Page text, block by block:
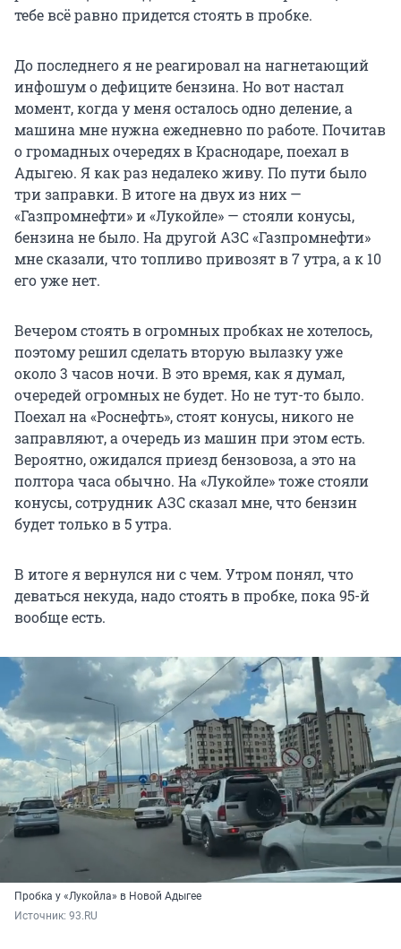
тебе всё равно придется стоять в пробке.
До последнего я не реагировал на нагнетающий
инфошум о дефиците бензина. Но вот настал
момент, когда у меня осталось одно деление, а
машина мне нужна ежедневно по работе. Почитав
о громадных очередях в Краснодаре, поехал в
Адыгею. Я как раз недалеко живу. По пути было
три заправки. В итоге на двух из них —
«Газпромнефти» и «Лукойле» — стояли конусы,
бензина не было. На другой АЗС «Газпромнефти»
мне сказали, что топливо привозят в 7 утра, а к 10
его уже нет.
Вечером стоять в огромных пробках не хотелось,
поэтому решил сделать вторую вылазку уже
около 3 часов ночи. В это время, как я думал,
очередей огромных не будет. Но не тут-то было.
Поехал на «Роснефть», стоят конусы, никого не
заправляют, а очередь из машин при этом есть.
Вероятно, ожидался приезд бензовоза, а это на
полтора часа обычно. На «Лукойле» тоже стояли
конусы, сотрудник АЗС сказал мне, что бензин
будет только в 5 утра.
В итоге я вернулся ни с чем. Утром понял, что
деваться некуда, надо стоять в пробке, пока 95-й
вообще есть.
Пробка у «Лукойла» в Новой Адыгее
Источник: 93.RU